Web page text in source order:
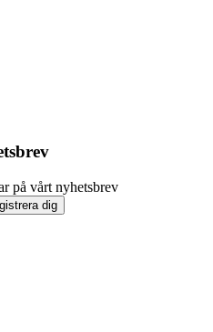
på vårt nyhetsbrev
dig